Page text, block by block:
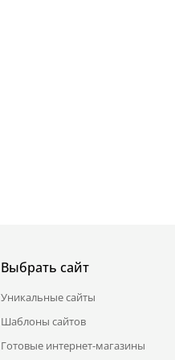
Выбрать сайт
Уникальные сайты
Шаблоны сайтов
Готовые интернет-магазины